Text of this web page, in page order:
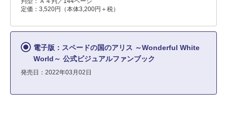
定価：3,520円（本体3,200円＋税）
電子版：スペードの国のアリス ～Wonderful White
World～ 公式ビジュアルファンブック
発売日：2022年03月02日